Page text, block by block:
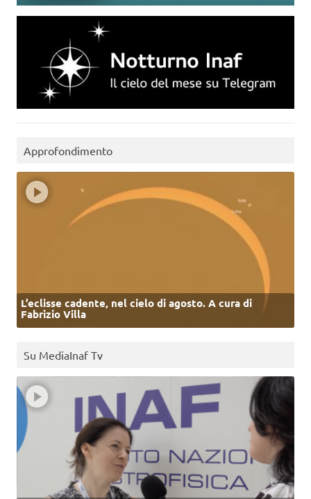
Approfondimento
L’eclisse cadente, nel cielo di agosto. A cura di
Fabrizio Villa
Su MediaInaf Tv